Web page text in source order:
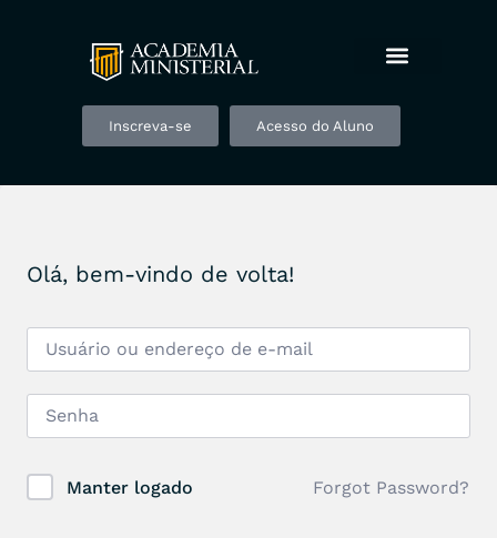
Inscreva-se Acesso do Aluno
Olá, bem-vindo de volta!
Manter logado Forgot Password?